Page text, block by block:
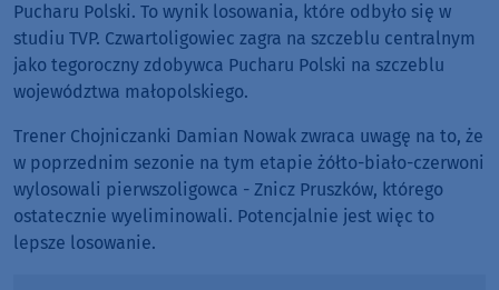
Pucharu Polski. To wynik losowania, które odbyło się w
studiu TVP. Czwartoligowiec zagra na szczeblu centralnym
jako tegoroczny zdobywca Pucharu Polski na szczeblu
województwa małopolskiego.
Trener Chojniczanki Damian Nowak zwraca uwagę na to, że
w poprzednim sezonie na tym etapie żółto-biało-czerwoni
wylosowali pierwszoligowca - Znicz Pruszków, którego
ostatecznie wyeliminowali. Potencjalnie jest więc to
lepsze losowanie.